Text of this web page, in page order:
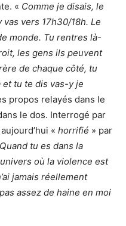
« Comme je disais, le
vers 17h30/18h. Le
monde. Tu rentres là-
les gens ils peuvent
de chaque côté, tu
et tu te dis vas-y je
propos relayés dans le
le dos. Interrogé par
« horrifié » par
Quand tu es dans la
où la violence est
jamais réellement
assez de haine en moi